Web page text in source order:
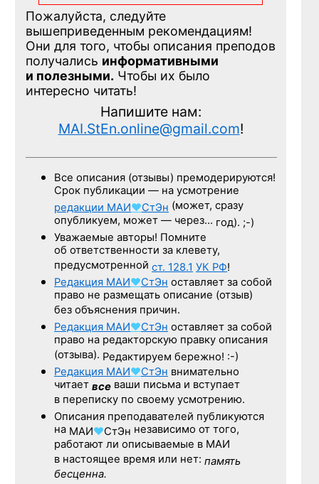
Пожалуйста, следуйте
вышеприведенным рекомендациям!
Они для того, чтобы описания преподов
получались информативными
и полезными. Чтобы их было
интересно читать!
Напишите нам:
MAI.StEn.online@gmail.com!
Все описания (отзывы) премодерируются!
Срок публикации — на усмотрение
редакции МАИ♥СтЭн (может, сразу
опубликуем, может — через… год). ;-)
Уважаемые авторы! Помните
об ответственности за клевету,
предусмотренной ст. 128.1 УК РФ!
Редакция МАИ♥СтЭн оставляет за собой
право не размещать описание (отзыв)
без объяснения причин.
Редакция МАИ♥СтЭн оставляет за собой
право на редакторскую правку описания
(отзыва). Редактируем бережно! :-)
Редакция МАИ♥СтЭн внимательно
читает все ваши письма и вступает
в переписку по своему усмотрению.
Описания преподавателей публикуются
на МАИ♥СтЭн независимо от того,
работают ли описываемые в МАИ
в настоящее время или нет: память
бесценна.